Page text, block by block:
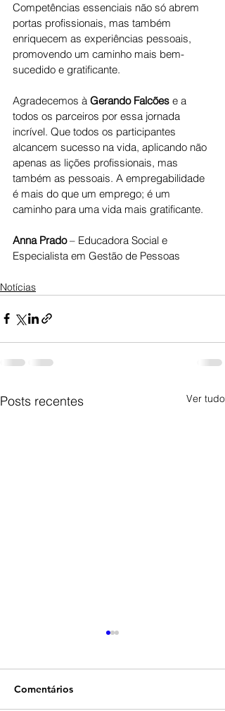
Competências essenciais não só abrem
portas profissionais, mas também
enriquecem as experiências pessoais,
promovendo um caminho mais bem-
sucedido e gratificante.
Agradecemos à Gerando Falcões e a
todos os parceiros por essa jornada
incrível. Que todos os participantes
alcancem sucesso na vida, aplicando não
apenas as lições profissionais, mas
também as pessoais. A empregabilidade
é mais do que um emprego; é um
caminho para uma vida mais gratificante.
Anna Prado – Educadora Social e
Especialista em Gestão de Pessoas
Notícias
Posts recentes Ver tudo
Comentários